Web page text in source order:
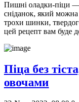
Пишні оладки-піци
сніданок, який
трохи шинки,
цей рецепт вам буде
Піца без
овочами